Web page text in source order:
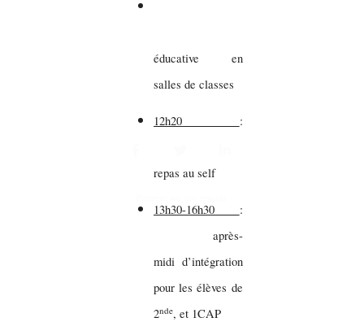
éducative en
salles de classes
12h20 :
repas au self
13h30-16h30 :
après-
midi d’intégration
pour les élèves de
2nde, et 1CAP